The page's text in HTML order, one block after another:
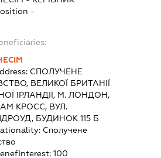
-
СПОЛУЧЕНЕ
ВЕЛИКОЇ БРИТАНІЇ
ІРЛАНДІЇ, М. ЛОНДОН,
КРОСС, ВУЛ.
БУДИНОК 115 Б
Сполучене
100